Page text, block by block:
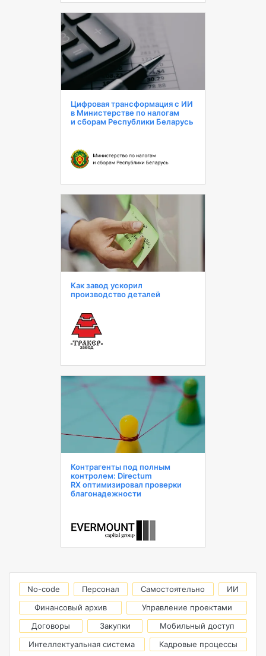
Цифровая трансформация с ИИ
в Министерстве по налогам
и сборам Республики Беларусь
Как завод ускорил
производство деталей
Контрагенты под полным
контролем: Directum
RX оптимизировал проверки
благонадежности
No-code Персонал Самостоятельно
ИИ
Финансовый архив
Управление проектами
Договоры
Закупки
Мобильный доступ
Интеллектуальная система
Кадровые процессы